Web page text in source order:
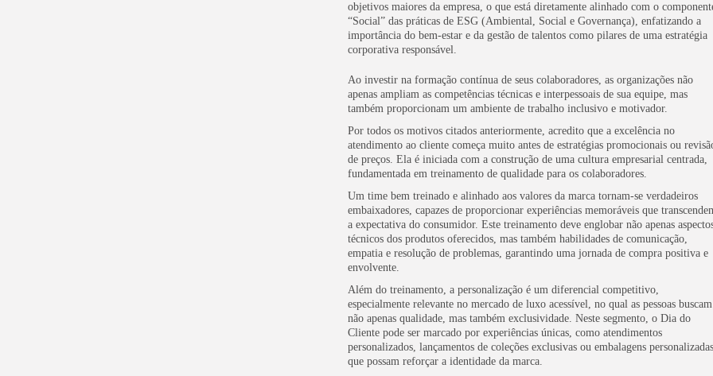
objetivos maiores da empresa, o que está diretamente alinhado com o
“Social” das práticas de ESG (Ambiental, Social e Governança), enfatizando a
importância do bem-estar e da gestão de talentos como pilares de uma estratégia
corporativa responsável.
Ao investir na formação contínua de seus colaboradores, as organizações não
apenas ampliam as competências técnicas e interpessoais de sua equipe, mas
também proporcionam um ambiente de trabalho inclusivo e motivador.
Por todos os motivos citados anteriormente, acredito que a excelência no
atendimento ao cliente começa muito antes de estratégias promocionais ou
de preços. Ela é iniciada com a construção de uma cultura empresarial centrada,
fundamentada em treinamento de qualidade para os colaboradores.
Um time bem treinado e alinhado aos valores da marca tornam-se verdadeiros
embaixadores, capazes de proporcionar experiências memoráveis que
a expectativa do consumidor. Este treinamento deve englobar não apenas
técnicos dos produtos oferecidos, mas também habilidades de comunicação,
empatia e resolução de problemas, garantindo uma jornada de compra positiva e
envolvente.
Além do treinamento, a personalização é um diferencial competitivo,
especialmente relevante no mercado de luxo acessível, no qual as pessoas buscam
não apenas qualidade, mas também exclusividade. Neste segmento, o Dia do
Cliente pode ser marcado por experiências únicas, como atendimentos
personalizados, lançamentos de coleções exclusivas ou embalagens
que possam reforçar a identidade da marca.